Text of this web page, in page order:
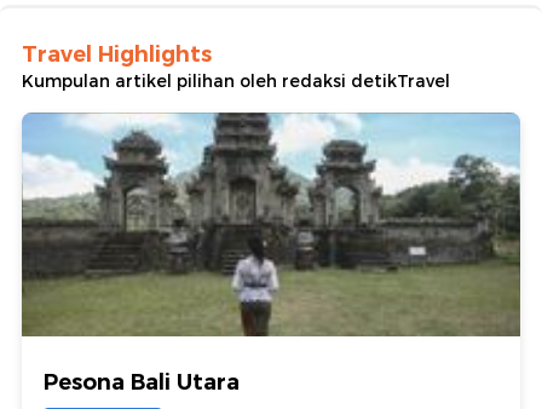
Travel Highlights
Kumpulan artikel pilihan oleh redaksi detikTravel
Pesona Bali Utara